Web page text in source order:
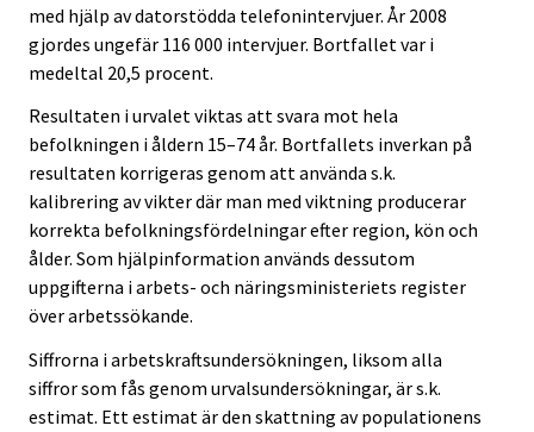
med hjälp av datorstödda telefonintervjuer. År 2008
gjordes ungefär 116 000 intervjuer. Bortfallet var i
medeltal 20,5 procent.
Resultaten i urvalet viktas att svara mot hela
befolkningen i åldern 15–74 år. Bortfallets inverkan på
resultaten korrigeras genom att använda s.k.
kalibrering av vikter där man med viktning producerar
korrekta befolkningsfördelningar efter region, kön och
ålder. Som hjälpinformation används dessutom
uppgifterna i arbets- och näringsministeriets register
över arbetssökande.
Siffrorna i arbetskraftsundersökningen, liksom alla
siffror som fås genom urvalsundersökningar, är s.k.
estimat. Ett estimat är den skattning av populationens